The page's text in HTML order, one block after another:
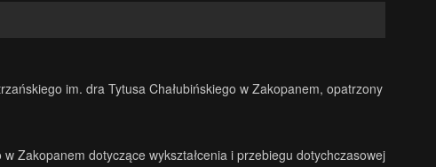
im. dra Tytusa Chałubińskiego w Zakopanem, opatrzony
Zakopanem dotyczące wykształcenia i przebiegu dotychczasowej